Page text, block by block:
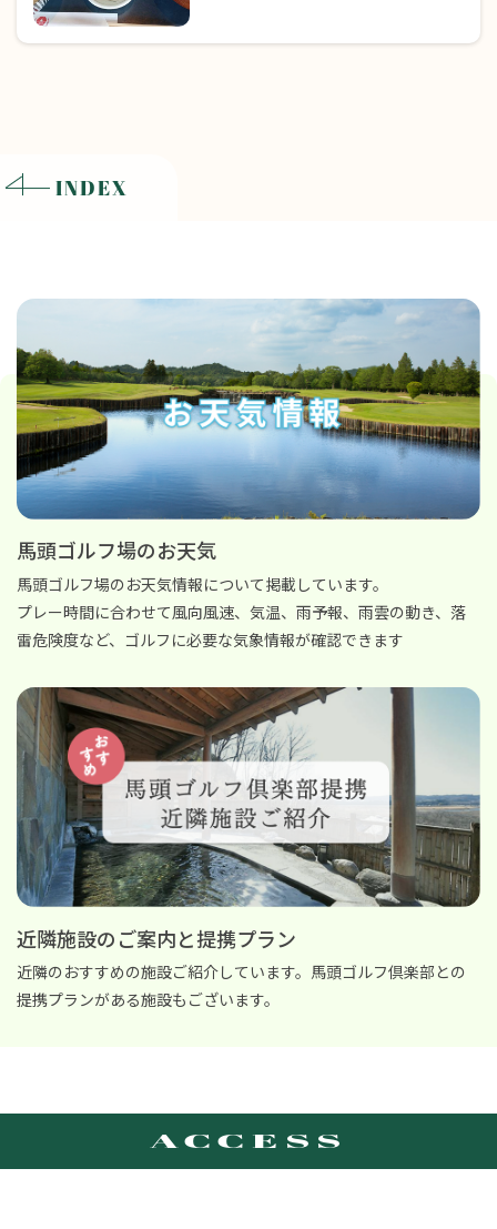
INDEX
馬頭ゴルフ場のお天気
馬頭ゴルフ場のお天気情報について掲載しています。
プレー時間に合わせて風向風速、気温、雨予報、雨雲の動き、落
雷危険度など、ゴルフに必要な気象情報が確認できます
近隣施設のご案内と提携プラン
近隣のおすすめの施設ご紹介しています。馬頭ゴルフ倶楽部との
提携プランがある施設もございます。
ACCESS